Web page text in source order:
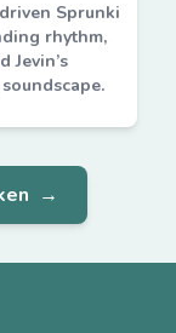
Sprunki
rhythm,
Jevin’s
→